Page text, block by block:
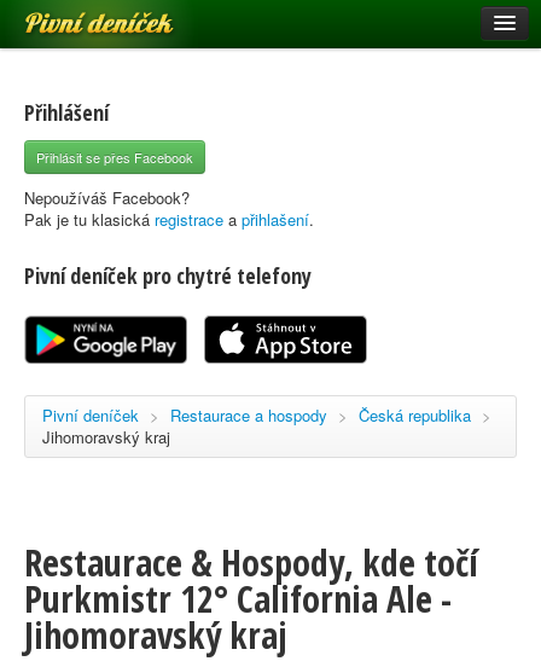
Pivní deníček
Pivní mapa
Pivní značky
Nápověda
Registrace
Přihlášení
Přihlásit se přes Facebook
Nepoužíváš Facebook?
Pak je tu klasická registrace a přihlašení.
Pivní deníček pro chytré telefony
Pivní deníček > Restaurace a hospody > Česká republika >
Jihomoravský kraj
Restaurace & Hospody, kde točí
Purkmistr 12° California Ale -
Jihomoravský kraj